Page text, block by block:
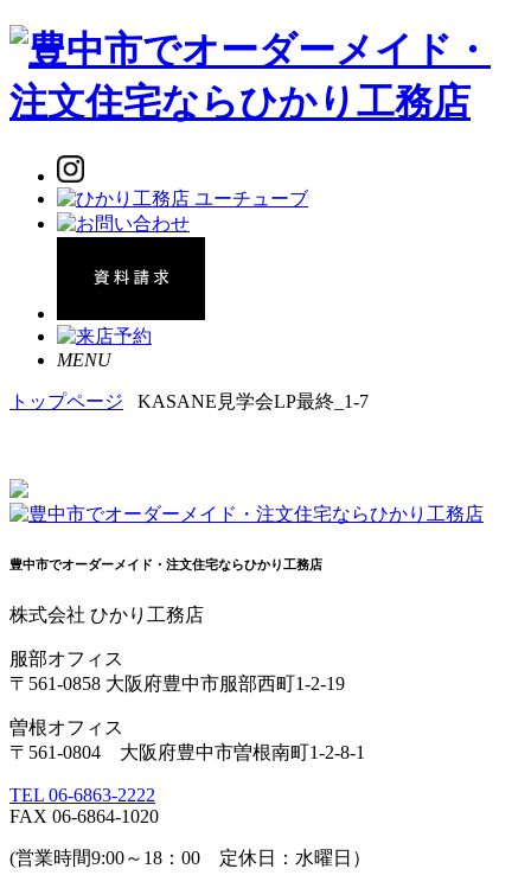
MENU
トップページ KASANE見学会LP最終_1-7
豊中市でオーダーメイド・注文住宅ならひかり工務店
株式会社 ひかり工務店
服部オフィス
〒561-0858 大阪府豊中市服部西町1-2-19
曽根オフィス
〒561-0804 大阪府豊中市曽根南町1-2-8-1
TEL 06-6863-2222
FAX 06-6864-1020
(営業時間9:00～18：00 定休日：水曜日）